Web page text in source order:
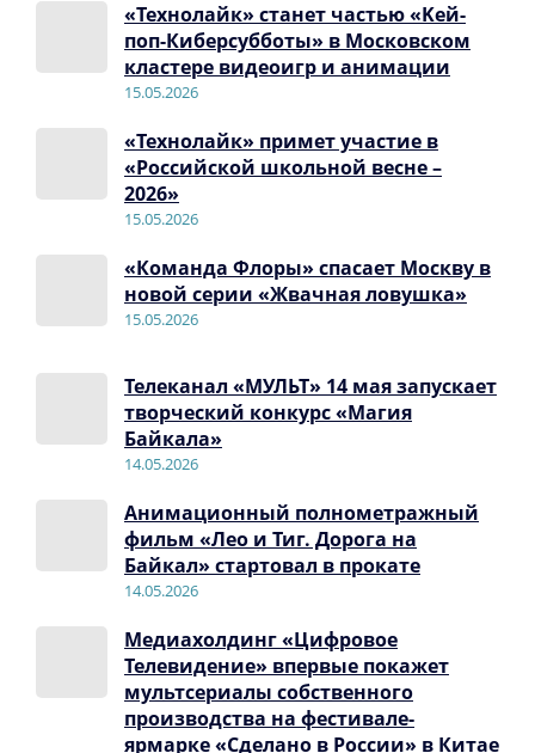
«Технолайк» станет частью «Kей-
поп-Киберсубботы» в Московском
кластере видеоигр и анимации
15.05.2026
«Технолайк» примет участие в
«Российской школьной весне –
2026»
15.05.2026
«Команда Флоры» спасает Москву в
новой серии «Жвачная ловушка»
15.05.2026
Телеканал «МУЛЬТ» 14 мая запускает
творческий конкурс «Магия
Байкала»
14.05.2026
Анимационный полнометражный
фильм «Лео и Тиг. Дорога на
Байкал» стартовал в прокате
14.05.2026
Медиахолдинг «Цифровое
Телевидение» впервые покажет
мультсериалы собственного
производства на фестивале-
ярмарке «Сделано в России» в Китае